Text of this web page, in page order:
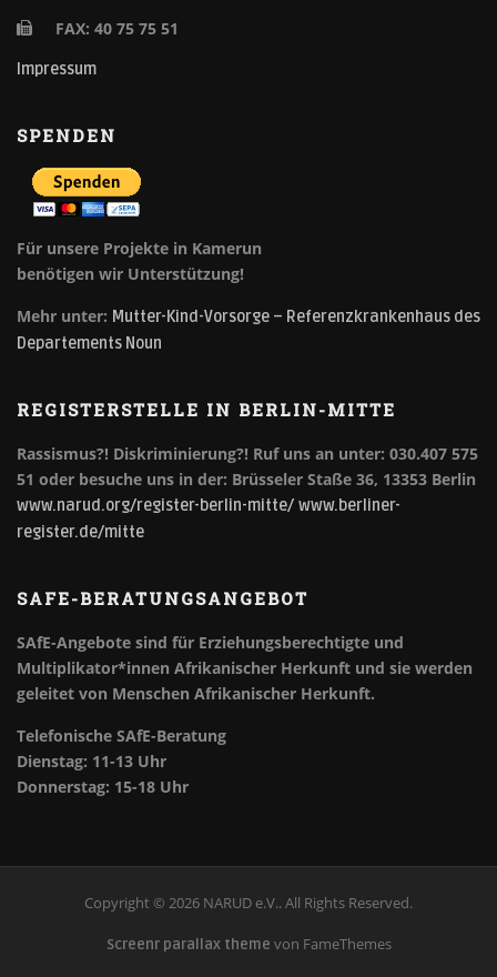
FAX: 40 75 75 51
Impressum
SPENDEN
Für unsere Projekte in Kamerun
benötigen wir Unterstützung!
Mehr unter: Mutter-Kind-Vorsorge – Referenzkrankenhaus des
Departements Noun
REGISTERSTELLE IN BERLIN-MITTE
Rassismus?! Diskriminierung?! Ruf uns an unter: 030.407 575
51 oder besuche uns in der: Brüsseler Staße 36, 13353 Berlin
www.narud.org/register-berlin-mitte/ www.berliner-
register.de/mitte
SAFE-BERATUNGSANGEBOT
SAfE-Angebote sind für Erziehungsberechtigte und
Multiplikator*innen Afrikanischer Herkunft und sie werden
geleitet von Menschen Afrikanischer Herkunft.
Telefonische SAfE-Beratung
Dienstag: 11-13 Uhr
Donnerstag: 15-18 Uhr
Copyright © 2026 NARUD e.V.. All Rights Reserved.
Screenr parallax theme von FameThemes